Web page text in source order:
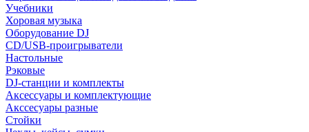
Учебники
Хоровая музыка
Оборудование DJ
CD/USB-проигрыватели
Настольные
Рэковые
DJ-станции и комплекты
Аксессуары и комплектующие
Акссесуары разные
Стойки